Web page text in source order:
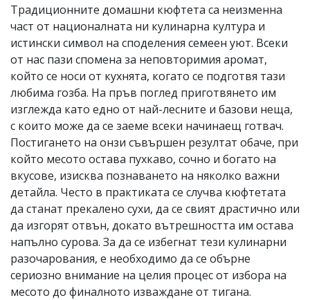
Ако
откриете
обиден
за
вас
коментар,
моля
сигнализирайте
ни!
Традиционните домашни кюфтета са неизменна
част от националната ни кулинарна култура и
истински символ на споделения семеен уют. Всеки
от нас пази спомена за неповторимия аромат,
който се носи от кухнята, когато се подготвя тази
любима гозба. На пръв поглед приготвянето им
изглежда като едно от най-лесните и базови неща,
с които може да се заеме всеки начинаещ готвач.
Постигането на онзи съвършен резултат обаче, при
който месото остава пухкаво, сочно и богато на
вкусове, изисква познаването на няколко важни
детайла. Често в практиката се случва кюфтетата
да станат прекалено сухи, да се свият драстично или
да изгорят отвън, докато вътрешността им остава
напълно сурова. За да се избегнат тези кулинарни
разочарования, е необходимо да се обърне
сериозно внимание на целия процес от избора на
месото до финалното изваждане от тигана.